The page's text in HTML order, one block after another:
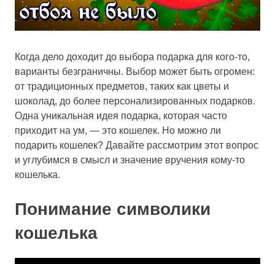
Когда дело доходит до выбора подарка для кого-то,
варианты безграничны. Выбор может быть огромен:
от традиционных предметов, таких как цветы и
шоколад, до более персонализированных подарков.
Одна уникальная идея подарка, которая часто
приходит на ум, — это кошелек. Но можно ли
подарить кошелек? Давайте рассмотрим этот вопрос
и углубимся в смысл и значение вручения кому-то
кошелька.
Понимание символики
кошелька